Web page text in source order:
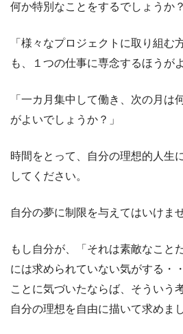
何か特別なことをするでしょうか？
「様々なプロジェクトに取り組む
も、１つの仕事に専念するほうが
「一カ月集中して働き、次の月は
がよいでしょうか？」
時間をとって、自分の理想的人生
してください。
自分の夢に制限を与えてはいけませ
もし自分が、「それは素敵なこと
には求められていない気がする・
ことに気づいたならば、そういう
自分の理想を自由に描いて求めま